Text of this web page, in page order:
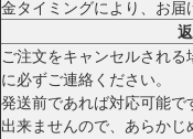
金タイミングにより、お届
ご注文をキャンセルされ
に必ずご連絡ください。
発送前であれば対応可能
出来ませんので、あらか